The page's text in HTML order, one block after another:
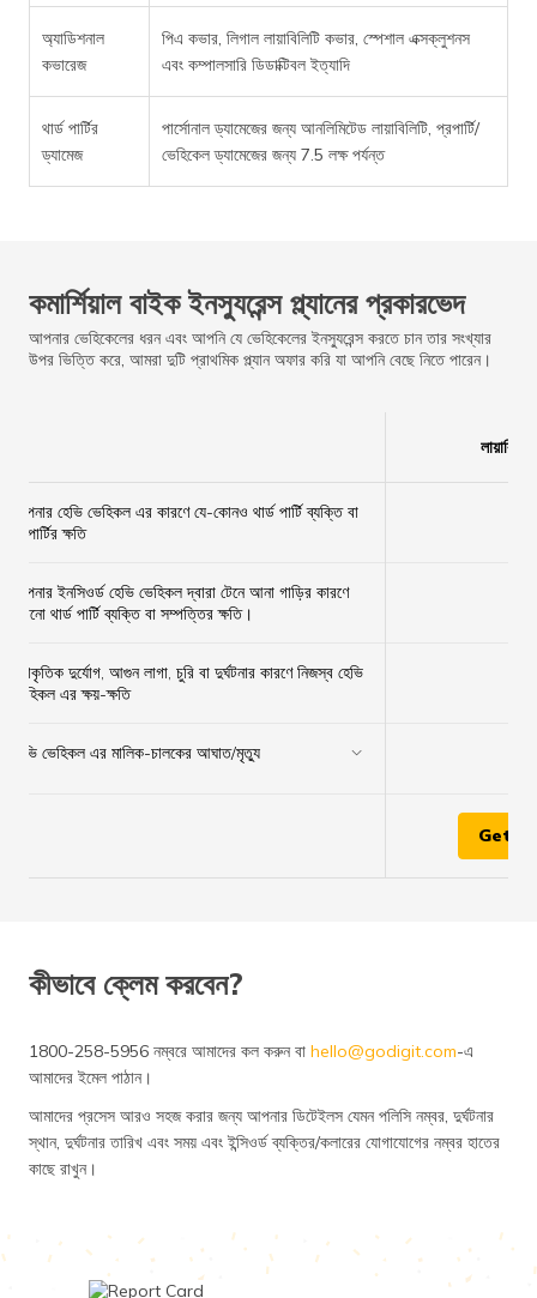
অ্যাডিশনাল
কভারেজ
পিএ কভার, লিগাল লায়াবিলিটি কভার, স্পেশাল এক্সক্লুশনস
এবং কম্পালসারি ডিডাক্টিবল ইত্যাদি
থার্ড পার্টির
ড্যামেজ
পার্সোনাল ড্যামেজের জন্য আনলিমিটেড লায়াবিলিটি, প্রপার্টি/
ভেহিকেল ড্যামেজের জন্য 7.5 লক্ষ পর্যন্ত
কমার্শিয়াল বাইক ইনস্যুরেন্স প্ল্যানের প্রকারভেদ
আপনার ভেহিকেলের ধরন এবং আপনি যে ভেহিকেলের ইনস্যুরেন্স করতে চান তার সংখ্যার
উপর ভিত্তি করে, আমরা দুটি প্রাথমিক প্ল্যান অফার করি যা আপনি বেছে নিতে পারেন।
আপনার হেভি ভেহিকল এর কারণে যে-কোনও থার্ড পার্টি ব্যক্তি বা
প্রপার্টির ক্ষতি
আপনার ইনসিওর্ড হেভি ভেহিকল দ্বারা টেনে আনা গাড়ির কারণে
কোনো থার্ড পার্টি ব্যক্তি বা সম্পত্তির ক্ষতি।
প্রাকৃতিক দুর্যোগ, আগুন লাগা, চুরি বা দুর্ঘটনার কারণে নিজস্ব হেভি
ভেহিকল এর ক্ষয়-ক্ষতি
হেভি ভেহিকল এর মালিক-চালকের আঘাত/মৃত্যু
Get
কীভাবে ক্লেম করবেন?
1800-258-5956 নম্বরে আমাদের কল করুন বা hello@godigit.com-এ
আমাদের ইমেল পাঠান।
আমাদের প্রসেস আরও সহজ করার জন্য আপনার ডিটেইলস যেমন পলিসি নম্বর, দুর্ঘটনার
স্থান, দুর্ঘটনার তারিখ এবং সময় এবং ইন্সিওর্ড ব্যক্তির/কলারের যোগাযোগের নম্বর হাতের
কাছে রাখুন।